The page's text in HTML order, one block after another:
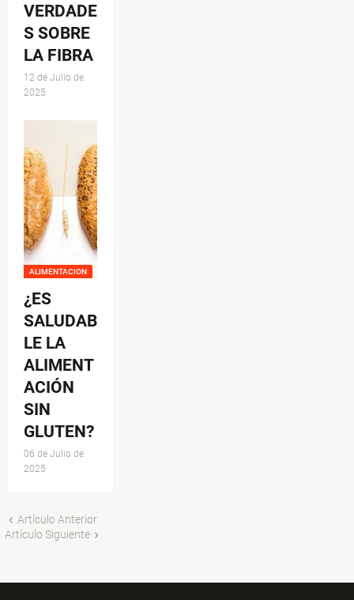
VERDADE
S SOBRE
LA FIBRA
12 de Julio de
2025
ALIMENTACION
¿ES
SALUDAB
LE LA
ALIMENT
ACIÓN
SIN
GLUTEN?
06 de Julio de
2025
Artículo Anterior
Artículo Siguiente